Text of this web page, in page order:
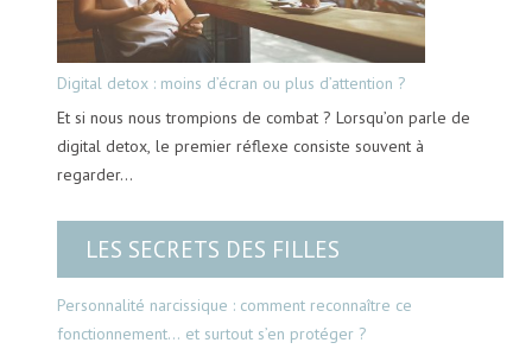
Digital detox : moins d’écran ou plus d’attention ?
Et si nous nous trompions de combat ? Lorsqu’on parle de
digital detox, le premier réflexe consiste souvent à
regarder…
LES SECRETS DES FILLES
Personnalité narcissique : comment reconnaître ce
fonctionnement… et surtout s’en protéger ?